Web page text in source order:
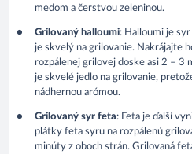
medom a čerstvou zeleninou.
Grilovaný halloumi: Halloumi je
je skvelý na grilovanie. Nakrájajte
rozpálenej grilovej doske asi 2 – 3
je skvelé jedlo na grilovanie,
nádhernou arómou.
Grilovaný syr feta: Feta je ďalší
plátky feta syru na rozpálenú
minúty z oboch strán. Grilovaná